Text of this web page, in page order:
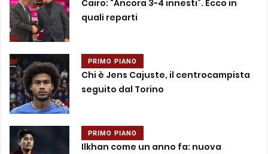
Cairo: “Ancora 3-4 innesti”. Ecco in
quali reparti
PRIMO PIANO
Chi è Jens Cajuste, il centrocampista
seguito dal Torino
PRIMO PIANO
Ilkhan come un anno fa: nuova